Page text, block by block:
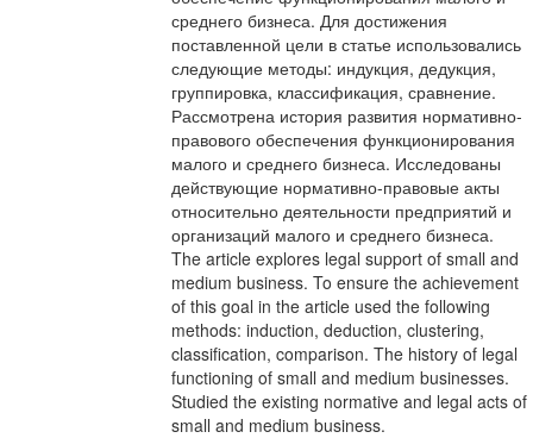
среднего бизнеса. Для достижения
поставленной цели в статье использовались
следующие методы: индукция, дедукция,
группировка, классификация, сравнение.
Рассмотрена история развития нормативно-
правового обеспечения функционирования
малого и среднего бизнеса. Исследованы
действующие нормативно-правовые акты
относительно деятельности предприятий и
организаций малого и среднего бизнеса.
The article explores legal support of small and
medium business. To ensure the achievement
of this goal in the article used the following
methods: induction, deduction, clustering,
classification, comparison. The history of legal
functioning of small and medium businesses.
Studied the existing normative and legal acts of
small and medium business.